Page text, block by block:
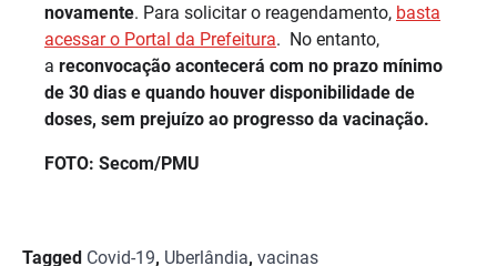
novamente. Para solicitar o reagendamento, basta
acessar o Portal da Prefeitura. No entanto,
a reconvocação acontecerá com no prazo mínimo
de 30 dias e quando houver disponibilidade de
doses, sem prejuízo ao progresso da vacinação.
FOTO: Secom/PMU
Tagged Covid-19, Uberlândia, vacinas